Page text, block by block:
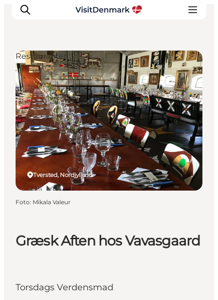
Inspiration
Destinationer
Oplevelser
Overnatning
Planlæg ferien
Græsk Aften hos Vavasgaard
Torsdags Verdensmad
Tversted, Nordjylland
Restauranter
Foto: Mikala Valeur